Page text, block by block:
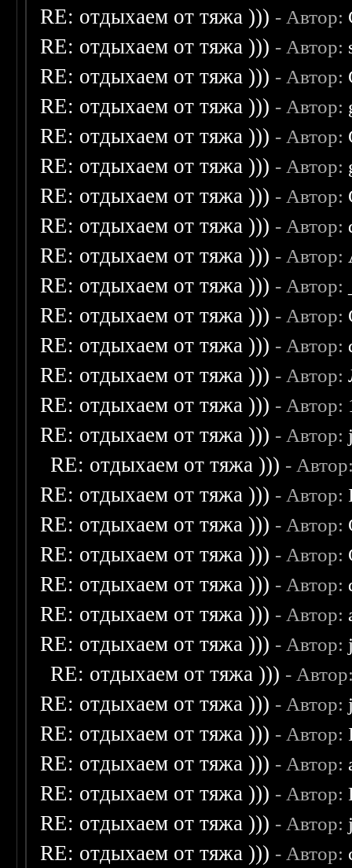
RE: отдыхаем от тяжа ))) - Автор:
RE: отдыхаем от тяжа ))) - Автор:
RE: отдыхаем от тяжа ))) - Автор:
RE: отдыхаем от тяжа ))) - Автор:
RE: отдыхаем от тяжа ))) - Автор:
RE: отдыхаем от тяжа ))) - Автор:
RE: отдыхаем от тяжа ))) - Автор:
RE: отдыхаем от тяжа ))) - Автор:
RE: отдыхаем от тяжа ))) - Автор:
RE: отдыхаем от тяжа ))) - Автор:
RE: отдыхаем от тяжа ))) - Автор:
RE: отдыхаем от тяжа ))) - Автор:
RE: отдыхаем от тяжа ))) - Автор:
RE: отдыхаем от тяжа ))) - Автор:
RE: отдыхаем от тяжа ))) - Автор:
RE: отдыхаем от тяжа ))) -
RE: отдыхаем от тяжа ))) - Автор:
RE: отдыхаем от тяжа ))) - Автор:
RE: отдыхаем от тяжа ))) - Автор:
RE: отдыхаем от тяжа ))) - Автор:
RE: отдыхаем от тяжа ))) - Автор:
RE: отдыхаем от тяжа ))) - Автор:
RE: отдыхаем от тяжа ))) -
RE: отдыхаем от тяжа ))) - Автор:
RE: отдыхаем от тяжа ))) - Автор:
RE: отдыхаем от тяжа ))) - Автор:
RE: отдыхаем от тяжа ))) - Автор:
RE: отдыхаем от тяжа ))) - Автор:
RE: отдыхаем от тяжа ))) - Автор: